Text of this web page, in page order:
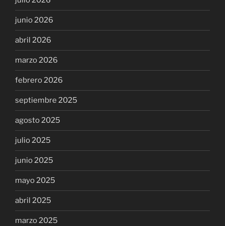
junio 2026
abril 2026
marzo 2026
febrero 2026
septiembre 2025
agosto 2025
julio 2025
junio 2025
mayo 2025
abril 2025
marzo 2025